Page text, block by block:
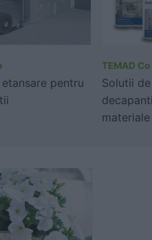
pentru
TEMAD Co
Solutii